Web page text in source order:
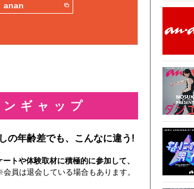
anan
ギャップ
の年齢差でも、こんなに違う!
トや体験取材に積極的に参加して、
員は退会している場合もあります。